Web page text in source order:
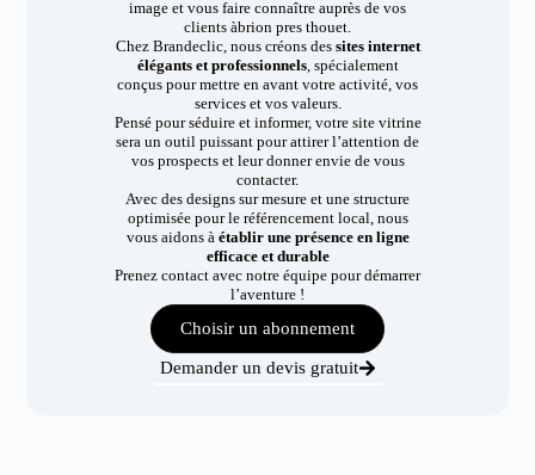
image et vous faire connaître auprès de vos
clients àbrion pres thouet.
Chez Brandeclic, nous créons dessites internet
élégants et professionnels, spécialement
conçus pour mettre en avant votre activité, vos
services et vos valeurs.
Pensé pour séduire et informer, votre site vitrine
sera un outil puissant pour attirer l’attention de
vos prospects et leur donner envie de vous
contacter.
Avec des designs sur mesure et une structure
optimisée pour le référencement local, nous
vous aidons à établir une présence en ligne
efficace et durable
Prenez contact avec notre équipe pour démarrer
l’aventure !
Choisir un abonnement
Demander un devis gratuit